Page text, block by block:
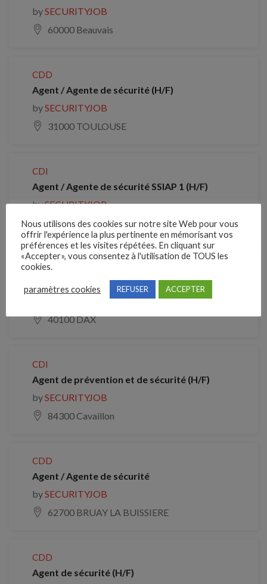
bySECURITYJOB
60000 Beauvais
CDD
Agent / Agente de sécurité (H/F)
bySECURITYJOB
31000 TOULOUSE
CDI
Agent / Agente de sécurité SSIAP 1 (H/F)
bySECURITYJOB
14000 CAEN
CDD
Agent de sécurité (H/F)
40100 DAX
CDI
Agent de prévention et de sécurité (H/F)
bySECURITYJOB
84300 Cavaillon
CDD
Agent / Agente de sécurité
bySECURITYJOB
62700 BRUAY LA BUISSIERE
CDD
Agent de sécurité (H/F)
Nous utilisons des cookies sur notre site Web pour vous
offrir l'expérience la plus pertinente en mémorisant vos
préférences et les visites répétées. En cliquant sur
«Accepter», vous consentez à l'utilisation de TOUS les
cookies.
paramètres cookies REFUSER ACCEPTER